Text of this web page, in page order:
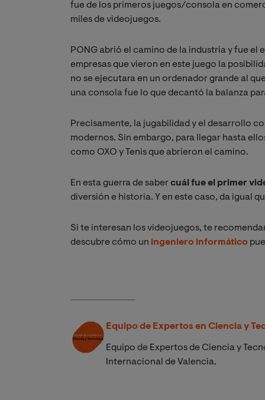
fue de los primeros juegos/consola en
miles de videojuegos.
PONG abrió el camino de la industria y fue el
empresas que vieron en este juego la
no se ejecutara en un ordenador grande al
una consola fue lo que decantó la balanza
Precisamente, la jugabilidad y el desarrollo
modernos. Sin embargo, para llegar hasta
como OXO y Tenis que abrieron el camino.
En esta guerra de sabercuál fue el primer
diversión e historia. Y en este caso, da igual
Si te interesan los videojuegos, te
descubre cómo un ingeniero informático
Equipo de Expertos en Ciencia y
Equipo de Expertos de Ciencia y
Internacional de Valencia.